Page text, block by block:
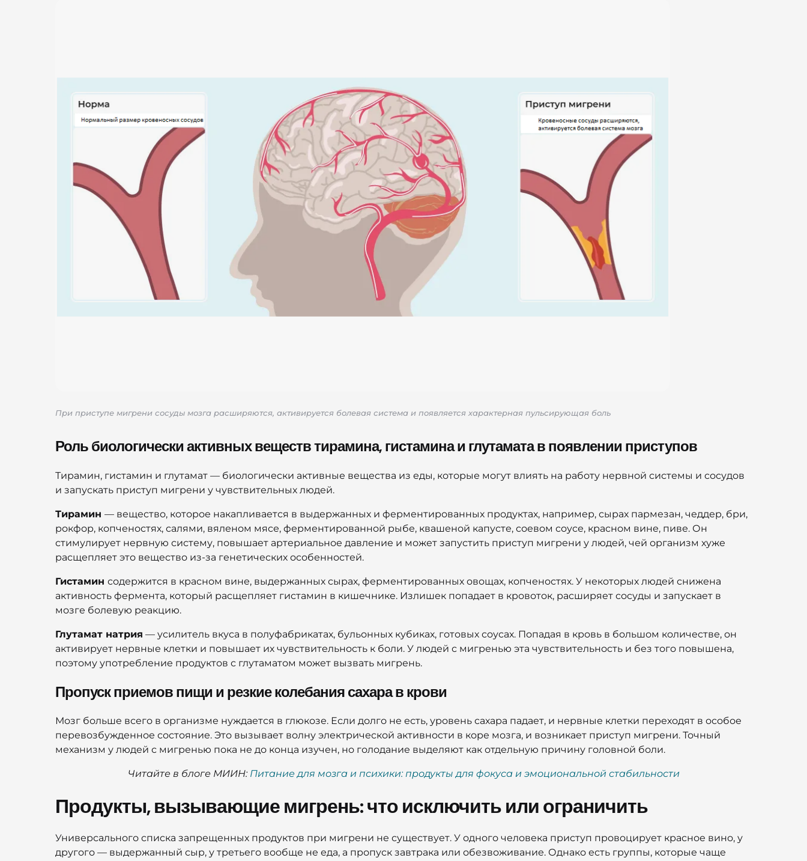
При приступе мигрени сосуды мозга расширяются, активируется болевая система и появляется характерная пульсирующая боль
Роль биологически активных веществ тирамина, гистамина и глутамата в появлении приступов
Тирамин, гистамин и глутамат — биологически активные вещества из еды, которые могут влиять на работу нервной системы и сосудов
и запускать приступ мигрени у чувствительных людей.
Тирамин — вещество, которое накапливается в выдержанных и ферментированных продуктах, например, сырах пармезан, чеддер, бри,
рокфор, копченостях, салями, вяленом мясе, ферментированной рыбе, квашеной капусте, соевом соусе, красном вине, пиве. Он
стимулирует нервную систему, повышает артериальное давление и может запустить приступ мигрени у людей, чей организм хуже
расщепляет это вещество из-за генетических особенностей.
Гистамин содержится в красном вине, выдержанных сырах, ферментированных овощах, копченостях. У некоторых людей снижена
активность фермента, который расщепляет гистамин в кишечнике. Излишек попадает в кровоток, расширяет сосуды и запускает в
мозге болевую реакцию.
Глутамат натрия — усилитель вкуса в полуфабрикатах, бульонных кубиках, готовых соусах. Попадая в кровь в большом количестве, он
активирует нервные клетки и повышает их чувствительность к боли. У людей с мигренью эта чувствительность и без того повышена,
поэтому употребление продуктов с глутаматом может вызвать мигрень.
Пропуск приемов пищи и резкие колебания сахара в крови
Мозг больше всего в организме нуждается в глюкозе. Если долго не есть, уровень сахара падает, и нервные клетки переходят в особое
перевозбужденное состояние. Это вызывает волну электрической активности в коре мозга, и возникает приступ мигрени. Точный
механизм у людей с мигренью пока не до конца изучен, но голодание выделяют как отдельную причину головной боли.
Читайте в блоге МИИН: Питание для мозга и психики: продукты для фокуса и эмоциональной стабильности
Продукты, вызывающие мигрень: что исключить или ограничить
Универсального списка запрещенных продуктов при мигрени не существует. У одного человека приступ провоцирует красное вино, у
другого — выдержанный сыр, у третьего вообще не еда, а пропуск завтрака или обезвоживание. Однако есть группы, которые чаще